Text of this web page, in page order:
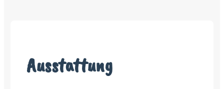
Ausstattung